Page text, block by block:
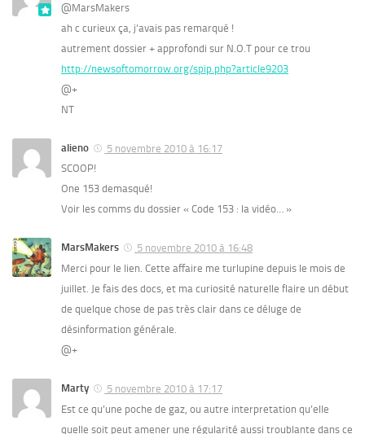
@MarsMakers
ah c curieux ça, j’avais pas remarqué !
autrement dossier + approfondi sur N.O.T pour ce trou
http://newsoftomorrow.org/spip.php?article9203
@+
NT
alieno
5 novembre 2010 à 16:17
SCOOP!
One 153 demasqué!
Voir les comms du dossier « Code 153 : la vidéo… »
MarsMakers
5 novembre 2010 à 16:48
Merci pour le lien. Cette affaire me turlupine depuis le mois de
juillet. Je fais des docs, et ma curiosité naturelle flaire un début
de quelque chose de pas très clair dans ce déluge de
désinformation générale.
@+
Marty
5 novembre 2010 à 17:17
Est ce qu’une poche de gaz, ou autre interpretation qu’elle
quelle soit peut amener une régularité aussi troublante dans ce